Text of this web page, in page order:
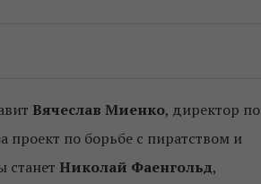
Вячеслав Миенко, директор по
проект по борьбе с пиратством и
станет Николай Фаенгольд,